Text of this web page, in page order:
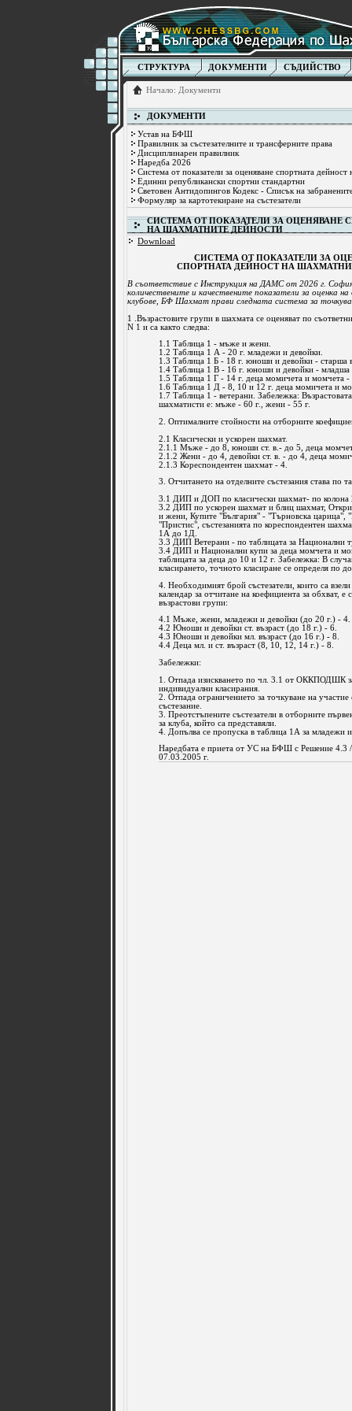
СТРУКТУРА ДОКУМЕНТИ СЪДИЙСТВО
Начало: Документи
ДОКУМЕНТИ
Устав на БФШ
Правилник за състезателните и трансферните права
Дисциплинарен правилник
Наредба 2026
Система от показатели за оценяване спортната
Единни републикански спортни стандартни
Световен Антидопингов Кодекс - Списък на
Формуляр за картотекиране на състезатели
СИСТЕМА ОТ ПОКАЗАТЕЛИ ЗА ОЦЕНЯВАНЕ
НА ШАХМАТНИТЕ ДЕЙНОСТИ
Download
СИСТЕМА ОТ ПОКАЗАТЕЛИ ЗА
СПОРТНАТА ДЕЙНОСТ НА
В съответствие с Инструкция на ДАМС от 2026 г. София
количествените и качествените показатели за оценка
клубове, БФ Шахмат прави следната система за
1 .Възрастовите групи в шахмата се оценяват по
N 1 и са както следва:
1.1 Таблица 1 - мъже и жени.
1.2 Таблица 1 А - 20 г. младежи и девойки.
1.3 Таблица 1 Б - 18 г. юноши и девойки - старша
1.4 Таблица 1 В - 16 г. юноши и девойки - младша
1.5 Таблица 1 Г - 14 г. деца момичета и момчета -
1.6 Таблица 1 Д - 8, 10 и 12 г. деца момичета и
1.7 Таблица 1 - ветерани. Забележка:
шахматисти е: мъже - 60 г., жени - 55 г.
2. Оптималните стойности на отборните
2.1 Класически и ускорен шахмат.
2.1.1 Мъже - до 8, юноши ст. в.- до 5, деца
2.1.2 Жени - до 4, девойки ст. в. - до 4, деца
2.1.3 Кореспондентен шахмат - 4.
3. Отчитането на отделните състезания става по
3.1 ДИП и ДОП по класически шахмат- по колона
3.2 ДИП по ускорен шахмат и блиц шахмат,
и жени, Купите "България" - "Търновска царица",
"Пристис", състезанията по кореспондентен
1А до 1Д.
3.3 ДИП Ветерани - по таблицата за Национални
3.4 ДИП и Национални купи за деца момчета и
таблицата за деца до 10 и 12 г. Забележка: В
класирането, точното класиране се определя по
4. Необходимият брой състезатели, които са
календар за отчитане на коефициента за обхват, е
възрастови групи:
4.1 Мъже, жени, младежи и девойки (до 20 г.) - 4.
4.2 Юноши и девойки ст. възраст (до 18 г.) - 6.
4.3 Юноши и девойки мл. възраст (до 16 г.) - 8.
4.4 Деца мл. и ст. възраст (8, 10, 12, 14 г.) - 8.
Забележки:
1. Отпада изискването по чл. 3.1 от ОККПОДШК
индивидуални класирания.
2. Отпада ограничението за точкуване на
състезание.
3. Преотстъпените състезатели в отборните
за клуба, който са представяли.
4. Допълва се пропуска в таблица 1А за младежи
Наредбата е приета от УС на БФШ с Решение 4.3
07.03.2005 г.